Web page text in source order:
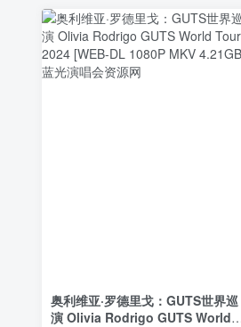
奥利维亚·罗德里戈：GUTS世界巡
演 Olivia Rodrigo GUTS World